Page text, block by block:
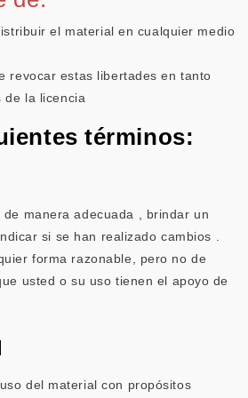
el material en cualquier medio
revocar estas libertades en tanto
de la licencia
términos:
manera adecuada , brindar un
si se han realizado cambios .
forma razonable, pero no de
usted o su uso tienen el apoyo de
del material con propósitos